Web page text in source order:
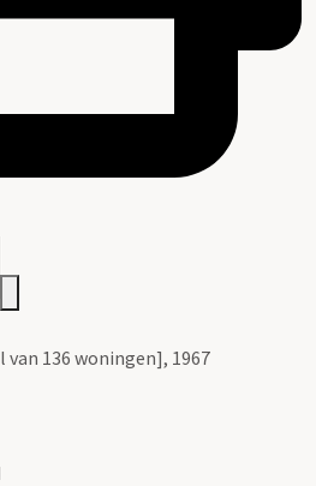
136 woningen], 1967